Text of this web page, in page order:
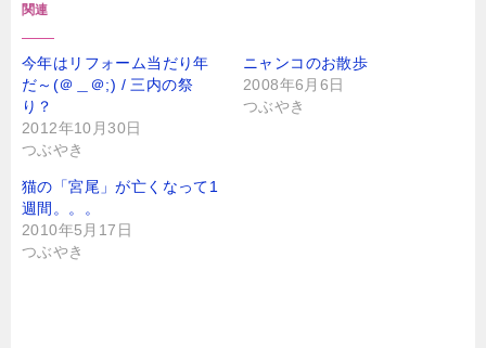
関連
今年はリフォーム当だり年
だ～(＠＿＠;) / 三内の祭
り？
2012年10月30日
つぶやき
ニャンコのお散歩
2008年6月6日
つぶやき
猫の「宮尾」が亡くなって1
週間。。。
2010年5月17日
つぶやき